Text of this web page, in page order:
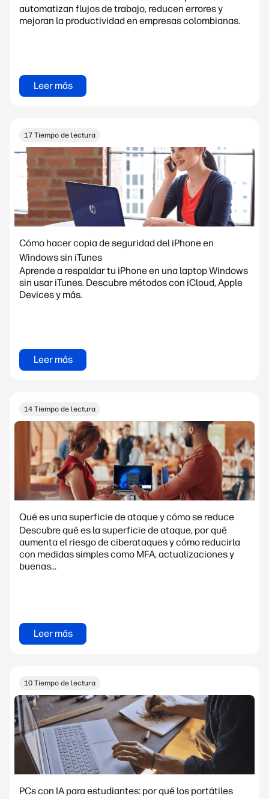
automatizan flujos de trabajo, reducen errores y
mejoran la productividad en empresas colombianas.
Leer más
17 Tiempo de lectura
Cómo hacer copia de seguridad del iPhone en
Windows sin iTunes
Aprende a respaldar tu iPhone en una laptop Windows
sin usar iTunes. Descubre métodos con iCloud, Apple
Devices y más.
Leer más
14 Tiempo de lectura
Qué es una superficie de ataque y cómo se reduce
Descubre qué es la superficie de ataque, por qué
aumenta el riesgo de ciberataques y cómo reducirla
con medidas simples como MFA, actualizaciones y
buenas...
Leer más
10 Tiempo de lectura
PCs con IA para estudiantes: por qué los portátiles